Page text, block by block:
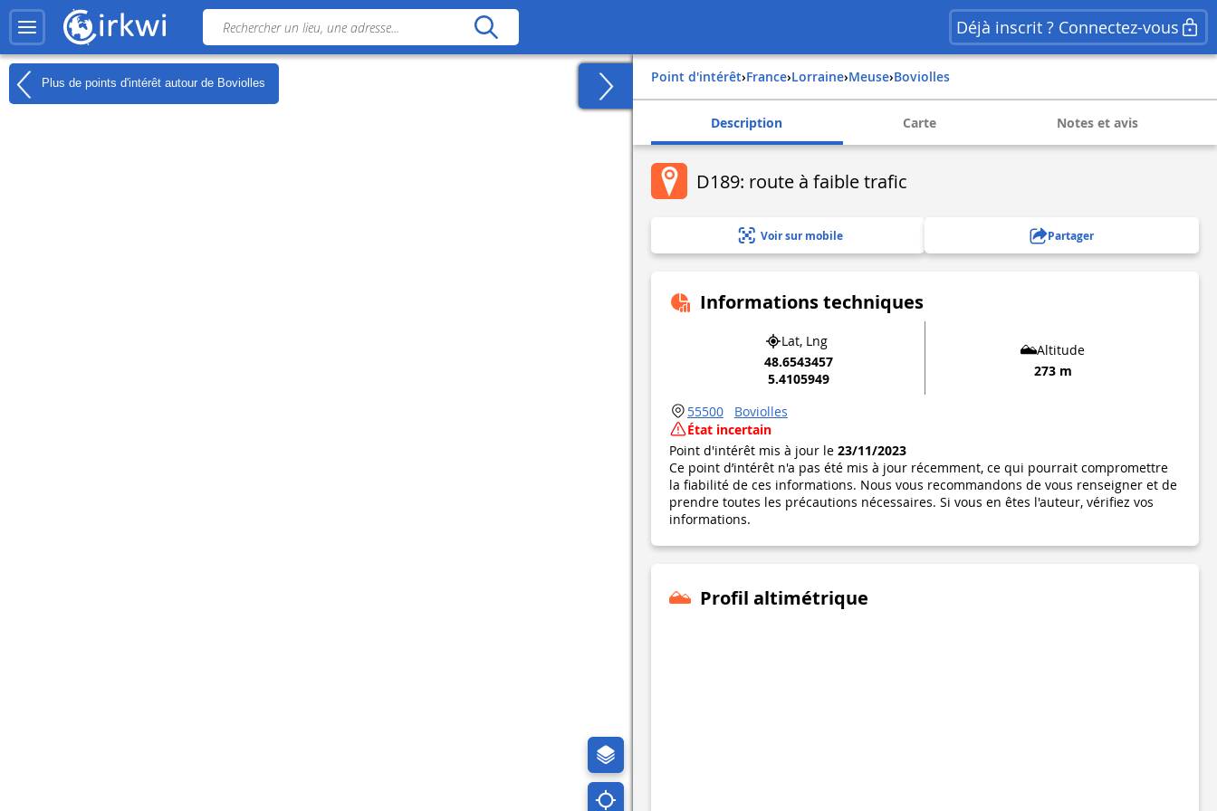
Déjà inscrit ? Connectez-vous
Plus de points d'intérêt autour de Boviolles Point d'intérêt› france› lorraine› meuse› boviolles
Description Carte Notes et avis
D189: route à faible trafic
Voir sur mobile Partager
Informations techniques
Lat, Lng
48.6543457
5.4105949
Altitude
273 m
55500
Boviolles
État incertain
Point d'intérêt mis à jour le 23/11/2023
Ce point d’intérêt n'a pas été mis à jour récemment, ce qui pourrait compromettre
la fiabilité de ces informations. Nous vous recommandons de vous renseigner et de
prendre toutes les précautions nécessaires. Si vous en êtes l'auteur, vérifiez vos
informations.
Profil altimétrique